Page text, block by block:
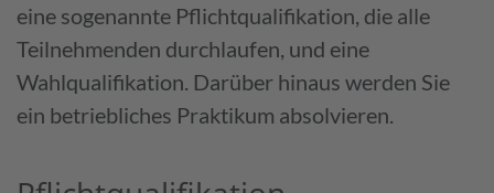
eine sogenannte Pflichtqualifikation, die alle
Teilnehmenden durchlaufen, und eine
Wahlqualifikation. Darüber hinaus werden Sie
ein betriebliches Praktikum absolvieren.